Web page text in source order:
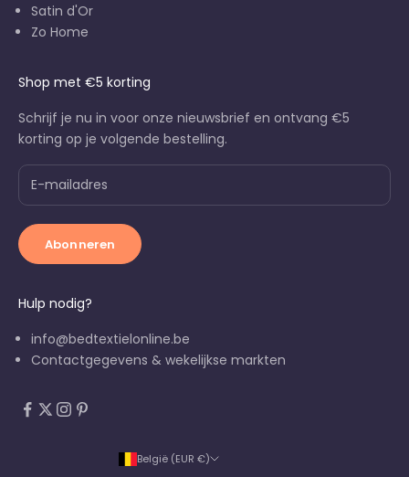
Satin d'Or
Zo Home
Shop met €5 korting
Schrijf je nu in voor onze nieuwsbrief en ontvang €5
korting op je volgende bestelling.
Abonneren
Hulp nodig?
info@bedtextielonline.be
Contactgegevens & wekelijkse markten
België (EUR €)